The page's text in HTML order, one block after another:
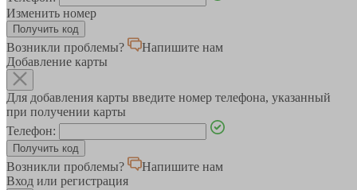
Изменить номер
Возникли проблемы?
Напишите нам
Добавление карты
Для добавления карты введите номер телефона, указанный
при получении карты
Телефон:
Возникли проблемы?
Напишите нам
Вход или регистрация